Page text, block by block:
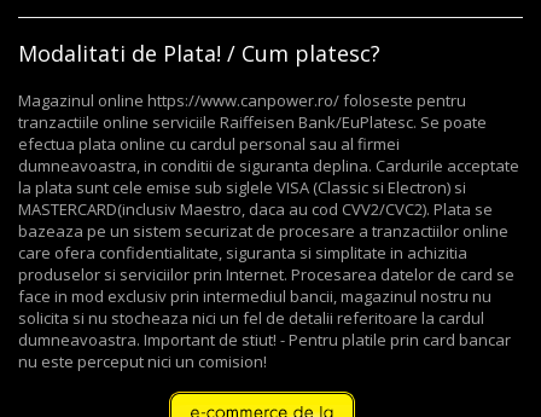
Modalitati de Plata! / Cum platesc?
Magazinul online https://www.canpower.ro/ foloseste pentru
tranzactiile online serviciile Raiffeisen Bank/EuPlatesc. Se poate
efectua plata online cu cardul personal sau al firmei
dumneavoastra, in conditii de siguranta deplina. Cardurile acceptate
la plata sunt cele emise sub siglele VISA (Classic si Electron) si
MASTERCARD(inclusiv Maestro, daca au cod CVV2/CVC2). Plata se
bazeaza pe un sistem securizat de procesare a tranzactiilor online
care ofera confidentialitate, siguranta si simplitate in achizitia
produselor si serviciilor prin Internet. Procesarea datelor de card se
face in mod exclusiv prin intermediul bancii, magazinul nostru nu
solicita si nu stocheaza nici un fel de detalii referitoare la cardul
dumneavoastra. Important de stiut! - Pentru platile prin card bancar
nu este perceput nici un comision!